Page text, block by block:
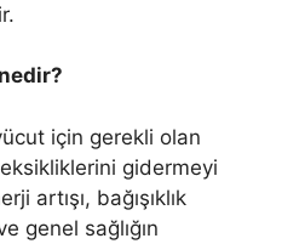
için gerekli olan
gidermeyi
artışı, bağışıklık
genel sağlığın